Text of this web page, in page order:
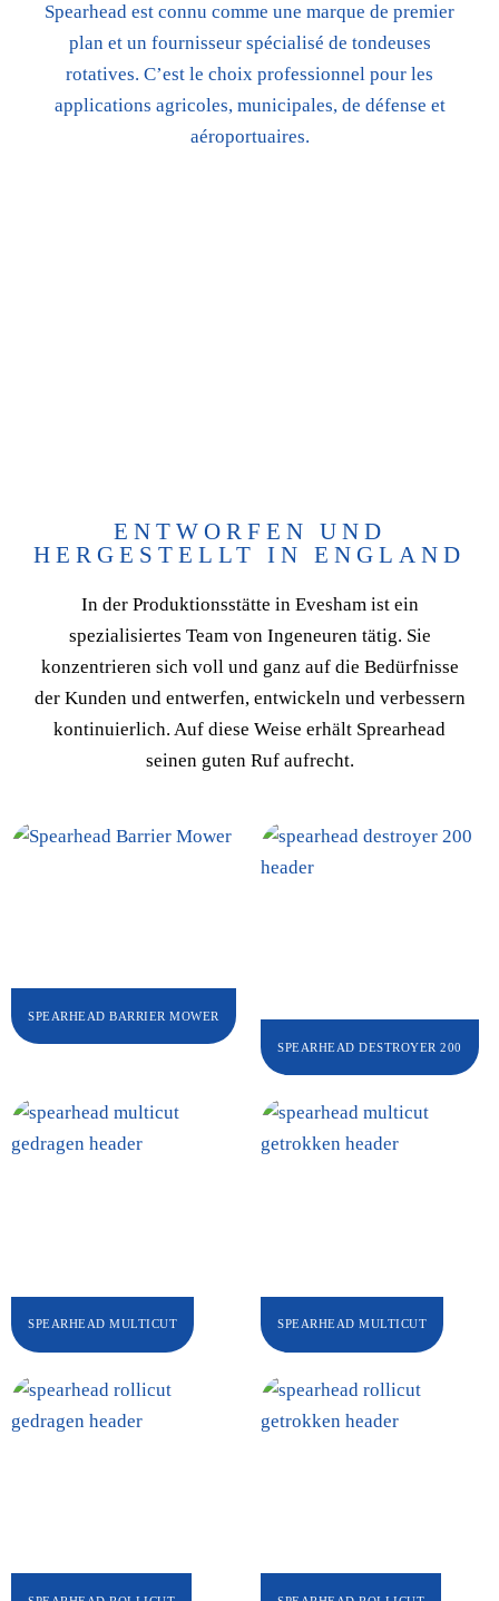
Spearhead est connu comme une marque de premier
plan et un fournisseur spécialisé de tondeuses
rotatives. C’est le choix professionnel pour les
applications agricoles, municipales, de défense et
aéroportuaires.
ENTWORFEN UND
HERGESTELLT IN ENGLAND
In der Produktionsstätte in Evesham ist ein
spezialisiertes Team von Ingeneuren tätig. Sie
konzentrieren sich voll und ganz auf die Bedürfnisse
der Kunden und entwerfen, entwickeln und verbessern
kontinuierlich. Auf diese Weise erhält Sprearhead
seinen guten Ruf aufrecht.
SPEARHEAD BARRIER MOWER
SPEARHEAD DESTROYER 200
SPEARHEAD MULTICUT SPEARHEAD MULTICUT